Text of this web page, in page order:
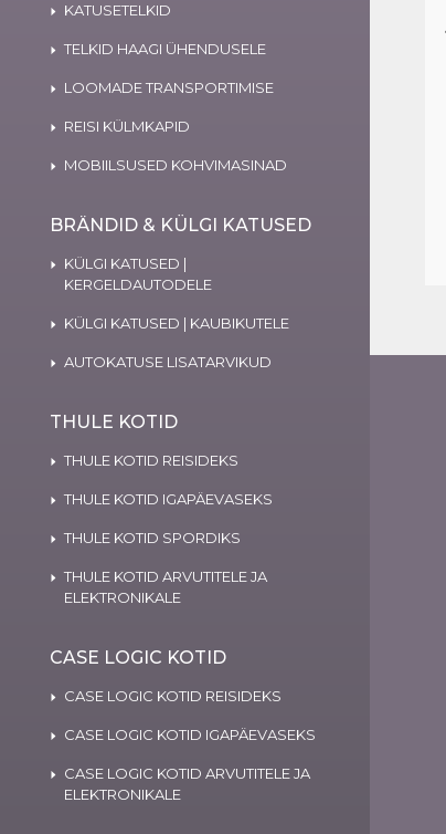
KATUSETELKID
TELKID HAAGI ÜHENDUSELE
LOOMADE TRANSPORTIMISE
REISI KÜLMKAPID
MOBIILSUSED KOHVIMASINAD
BRÄNDID & KÜLGI KATUSED
KÜLGI KATUSED |
KERGELDAUTODELE
KÜLGI KATUSED | KAUBIKUTELE
AUTOKATUSE LISATARVIKUD
THULE KOTID
THULE KOTID REISIDEKS
THULE KOTID IGAPÄEVASEKS
THULE KOTID SPORDIKS
THULE KOTID ARVUTITELE JA
ELEKTRONIKALE
CASE LOGIC KOTID
CASE LOGIC KOTID REISIDEKS
CASE LOGIC KOTID IGAPÄEVASEKS
CASE LOGIC KOTID ARVUTITELE JA
ELEKTRONIKALE